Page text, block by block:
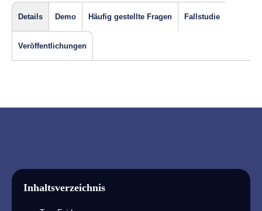
Details Demo Häufig gestellte Fragen Fallstudie
Veröffentlichungen
Inhaltsverzeichnis